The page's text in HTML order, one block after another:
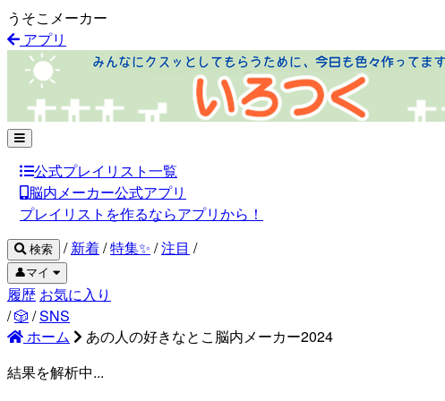
うそこメーカー
アプリ
公式プレイリスト一覧
脳内メーカー公式アプリ
プレイリストを作るならアプリから！
検索 / 新着/特集✨ /注目 /
👤マイ
履歴 お気に入り
/🎲 /SNS
ホーム
あの人の好きなとこ脳内メーカー2024
結果を解析中...